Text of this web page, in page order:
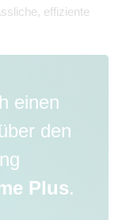
effiziente
einen
den
Plus.